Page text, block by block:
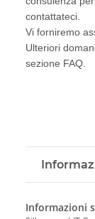
contattateci.
Vi forniremo
Ulteriori
sezione FAQ.
Informazioni